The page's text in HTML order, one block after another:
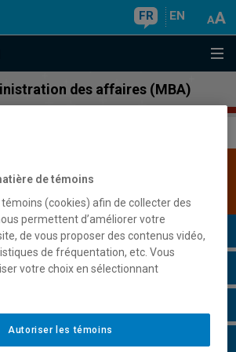
FR EN
des affaires (MBA)
plus récente de ce programme est
de témoins
témoins (cookies) afin de collecter des
permettent d’améliorer votre
de vous proposer des contenus vidéo,
de fréquentation, etc. Vous
votre choix en sélectionnant
Autoriser les témoins